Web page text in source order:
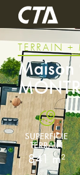
TERRAIN
Maison
SUPERFICIE
TERRAIN
841 m²